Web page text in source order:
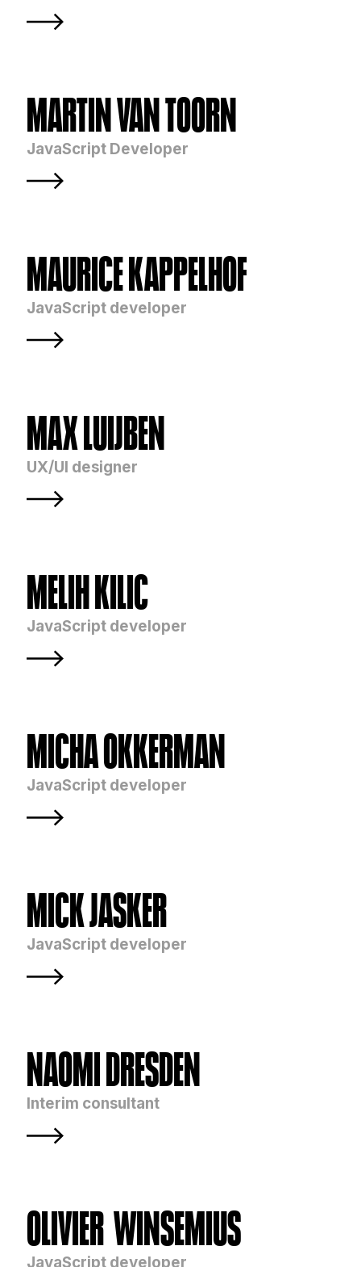
MARTIN VAN TOORN
JavaScript Developer
MAURICE KAPPELHOF
JavaScript developer
MAX LUIJBEN
UX/UI designer
MELIH KILIC
JavaScript developer
MICHA OKKERMAN
JavaScript developer
MICK JASKER
JavaScript developer
NAOMI DRESDEN
Interim consultant
OLIVIER  WINSEMIUS
JavaScript developer